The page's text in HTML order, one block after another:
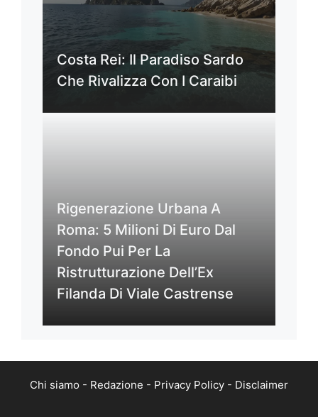
Costa Rei: Il Paradiso Sardo
Che Rivalizza Con I Caraibi
Rigenerazione Urbana A
Roma: 5 Milioni Di Euro Dal
Fondo Pui Per La
Ristrutturazione Dell’Ex
Filanda Di Viale Castrense
Chi siamo - Redazione - Privacy Policy - Disclaimer